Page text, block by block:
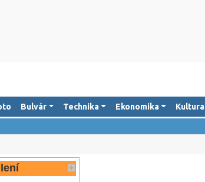
Bulvár Technika Ekonomika Kultura